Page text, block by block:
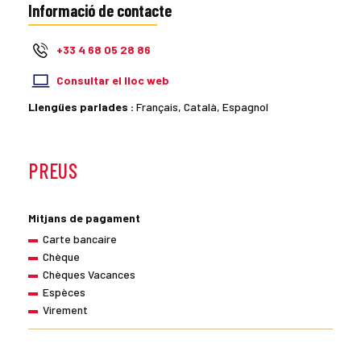
Informació de contacte
+33 4 68 05 28 86
Consultar el lloc web
Llengües parlades : Français, Català, Espagnol
PREUS
Mitjans de pagament
Carte bancaire
Chèque
Chèques Vacances
Espèces
Virement